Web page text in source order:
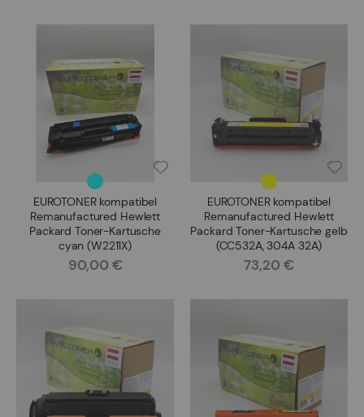
EUROTONER kompatibel
Remanufactured Hewlett
Packard Toner-Kartusche
cyan (W2211X)
Rating:
90,00 €
EUROTONER kompatibel
Remanufactured Hewlett
Packard Toner-Kartusche gelb
(CC532A, 304A 32A)
Rating:
73,20 €